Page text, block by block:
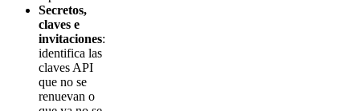
Secretos,
claves e
invitaciones:
identifica las
claves API
que no se
renuevan o